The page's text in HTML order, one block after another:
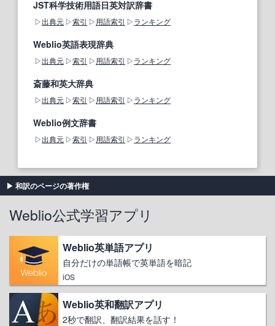
JST科学技術用語日英対訳辞書
出典元 索引 用語索引 ランキング
Weblio英語表現辞典
出典元 索引 用語索引 ランキング
斎藤和英大辞典
出典元 索引 用語索引 ランキング
Weblio例文辞書
出典元 索引 用語索引 ランキング
和訳のページの著作権
Weblio公式学習アプリ
Weblio英単語アプリ
自分だけの単語帳で英単語を暗記
iOS
Weblio英和翻訳アプリ
2秒で翻訳、翻訳結果を話す！